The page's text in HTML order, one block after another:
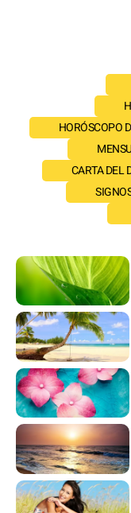
HORÓSCOPO
CARTA DEL